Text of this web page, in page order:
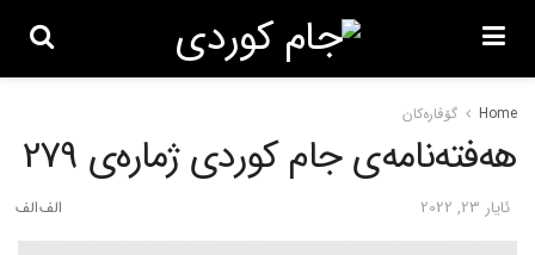
Home گۆڤاره‌کان
هەفتەنامەی جام کوردی ژمارەی 279
ئایار 23, 2022